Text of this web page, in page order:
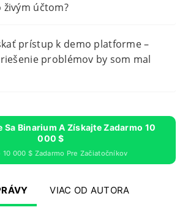
účtom?
prístup k demo platforme –
problémov by som mal
Binarium A Získajte Zadarmo 10
000 $
10 000 $ Zadarmo Pre Začiatočníkov
VIAC OD AUTORA